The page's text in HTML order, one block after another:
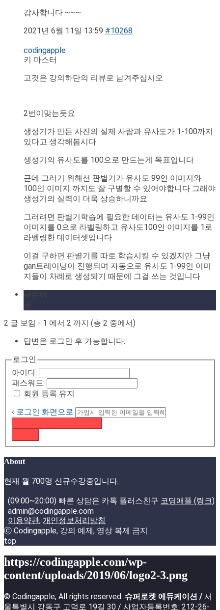
감사합니다 ~~~
2021년 6월 11일 13:59 #10268
codingapple
키 마스터
고것은 강의하단의 리뷰로 남겨주십시오
2번이맞는듯요
생성기가 만든 사진의 실제 사람과 유사도가 1-100까지
있다고 생각해봅시다
생성기의 유사도를 100으로 만드는게 목표입니다
근데 그러기 위해선 판별기가 유사도 99인 이미지와
100인 이미지 까지도 잘 구별할 수 있어야합니다 그래야
생성기의 실력이 더욱 상승하니까요
그러려면 판별기학습에 필요한 데이터는 유사도 1-99인
이미지를 0으로 라벨링하고 유사도100인 이미지를 1로
라벨링한 데이터셋입니다
이걸 구하면 판별기를 따로 학습시킬 수 있겠지만 그냥
gan트레이닝이 진행되며 자동으로 유사도 1-99인 이미
지들이 차례로 생성되기 때문에 그걸 쓰는 것입니다
2 글 보임 - 1 에서 2 까지 (총 2 중에서)
답변은 로그인 후 가능합니다.
로그인
아이디:
패스워드:
회원 등록 유지
‹ 로그인 화면으로
About
현재 월 700명 신규수강중입니다.
(09:00~20:00) 빠른 상담은 카톡 플러스친구 코딩애플 (링크)
admin@codingapple.com
이용약관, 개인정보처리방침
ⓒ Codingapple, 강의 예제, 영상 복제 금지
top
https://codingapple.com/wp-
content/uploads/2019/06/logo2-3.png
© Codingapple, All rights reserved. 슈퍼로켓 에듀케이션 / 서
울특별시 강동구 고덕로 19길 30 / 사업자등록번호: 212-26-